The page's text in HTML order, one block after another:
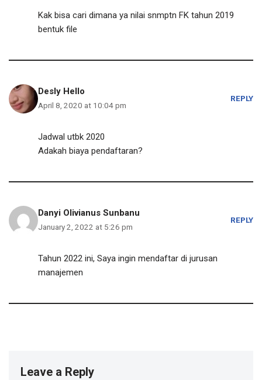
Kak bisa cari dimana ya nilai snmptn FK tahun 2019
bentuk file
Desly Hello
April 8, 2020 at 10:04 pm
REPLY
Jadwal utbk 2020
Adakah biaya pendaftaran?
Danyi Olivianus Sunbanu
January 2, 2022 at 5:26 pm
REPLY
Tahun 2022 ini, Saya ingin mendaftar di jurusan
manajemen
Leave a Reply